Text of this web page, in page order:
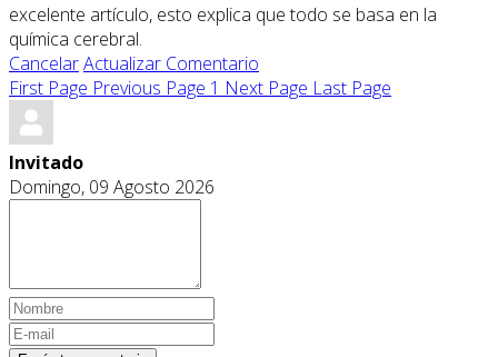
excelente artículo, esto explica que todo se basa en la
química cerebral.
CancelarActualizar Comentario
First Page Previous Page 1 Next Page Last Page
Invitado
Domingo, 09 Agosto 2026